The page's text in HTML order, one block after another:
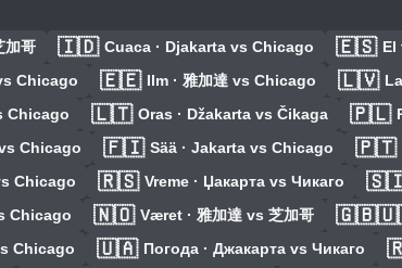
加哥 🇮🇩 Cuaca · Djakarta vs Chicago 🇪🇸 El
Chicago 🇪🇪 Ilm · 雅加達 vs Chicago 🇱🇻
Chicago 🇱🇹 Oras · Džakarta vs Čikaga 🇵🇱
Chicago 🇫🇮 Sää · Jakarta vs Chicago 🇵🇹
Chicago 🇷🇸 Vreme · Џакарта vs Чикаго
Chicago 🇳🇴 Været · 雅加達 vs 芝加哥
Chicago 🇺🇦 Погода · Джакарта vs Чикаго